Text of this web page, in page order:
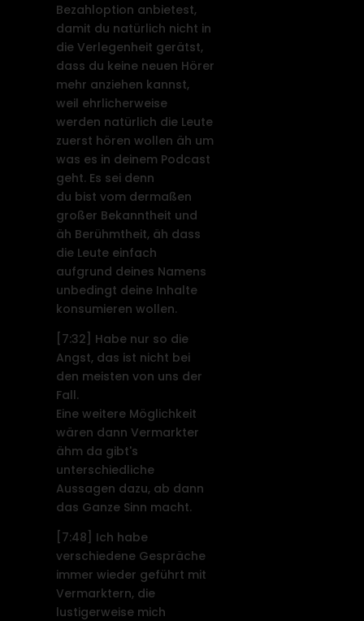
Bezahloption anbietest,
damit du natürlich nicht in
die Verlegenheit gerätst,
dass du keine neuen Hörer
mehr anziehen kannst,
weil ehrlicherweise
werden natürlich die Leute
zuerst hören wollen äh um
was es in deinem Podcast
geht. Es sei denn
du bist vom dermaßen
großer Bekanntheit und
äh Berühmtheit, äh dass
die Leute einfach
aufgrund deines Namens
unbedingt deine Inhalte
konsumieren wollen.
[7:32]
Habe nur so die
Angst, das ist nicht bei
den meisten von uns der
Fall.
Eine weitere Möglichkeit
wären dann Vermarkter
ähm da gibt's
unterschiedliche
Aussagen dazu, ab dann
das Ganze Sinn macht.
[7:48]
Ich habe
verschiedene Gespräche
immer wieder geführt mit
Vermarktern, die
lustigerweise mich